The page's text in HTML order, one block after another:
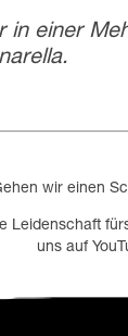
in einer
wir einen
Leidenschaft
uns auf